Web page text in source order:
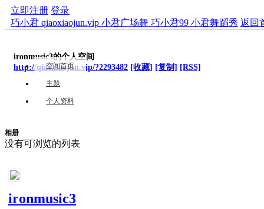
立即注册 登录
巧小君 qiaoxiaojun.vip 小君广场舞 巧小君99 小君舞蹈秀 返回
ironmusic3的个人空间
http://qiaoxiaojun.vip/?2293482 [收藏] [复制] [RSS]
空间首页
主题
个人资料
相册
没有可浏览的列表
ironmusic3